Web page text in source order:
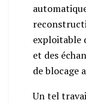
exploitable
et des
de blocage
Un tel